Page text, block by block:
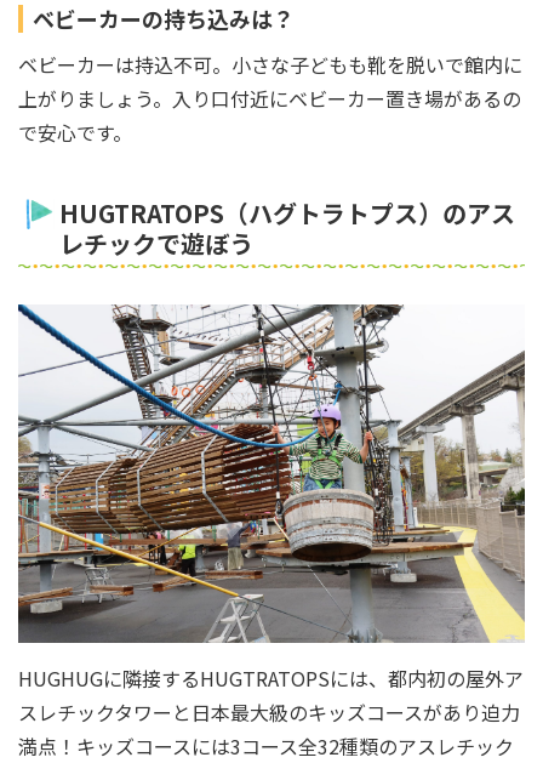
ベビーカーの持ち込みは？
ベビーカーは持込不可。小さな子どもも靴を脱いで館内に
上がりましょう。入り口付近にベビーカー置き場があるの
で安心です。
HUGTRATOPS（ハグトラトプス）のアス
レチックで遊ぼう
HUGHUGに隣接するHUGTRATOPSには、都内初の屋外ア
スレチックタワーと日本最大級のキッズコースがあり迫力
満点！キッズコースには3コース全32種類のアスレチック